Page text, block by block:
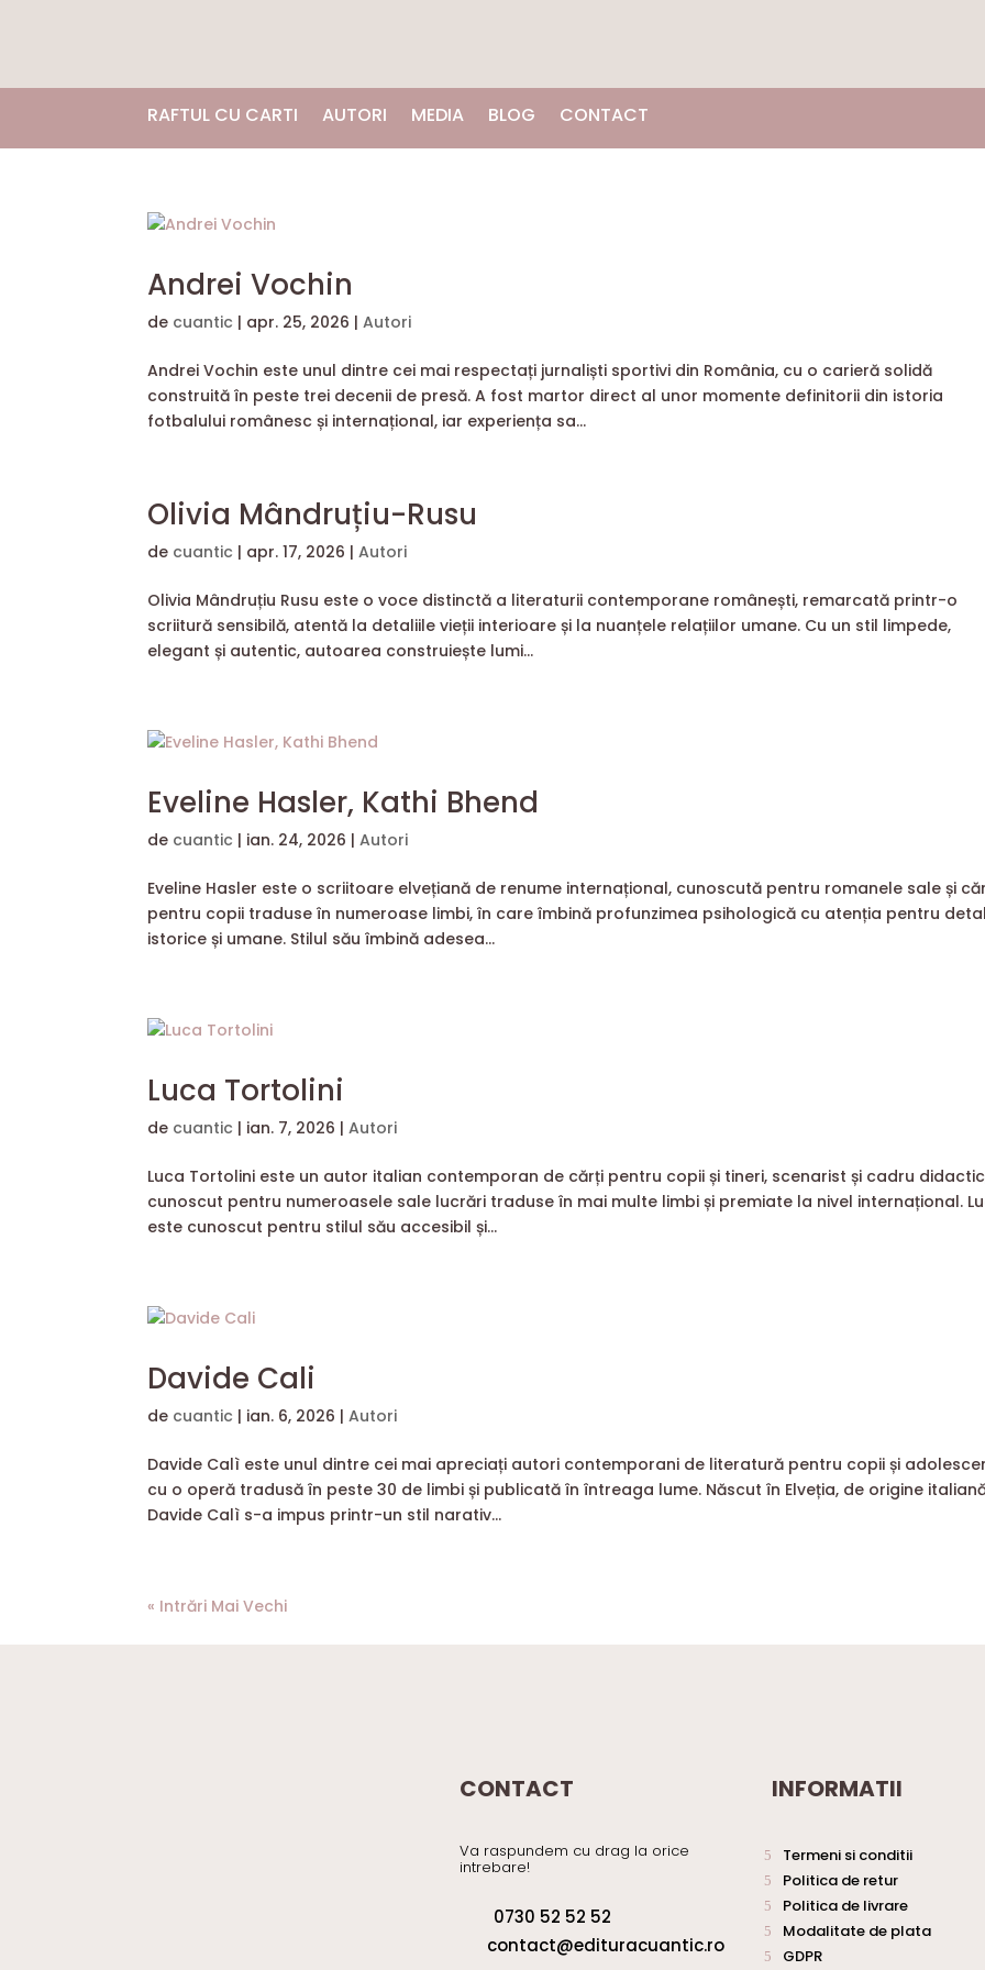
RAFTUL CU CARTI AUTORI MEDIA BLOG CONTACT
Andrei Vochin
de cuantic | apr. 25, 2026 |Autori
Andrei Vochin este unul dintre cei mai respectați jurnaliști sportivi din România, cu o carieră solidă
construită în peste trei decenii de presă. A fost martor direct al unor momente definitorii din istoria
fotbalului românesc și internațional, iar experiența sa...
Olivia Mândruțiu-Rusu
de cuantic | apr. 17, 2026 |Autori
Olivia Mândruțiu Rusu este o voce distinctă a literaturii contemporane românești, remarcată printr-o
scriitură sensibilă, atentă la detaliile vieții interioare și la nuanțele relațiilor umane. Cu un stil limpede,
elegant și autentic, autoarea construiește lumi...
Eveline Hasler, Kathi Bhend
de cuantic | ian. 24, 2026 |Autori
Eveline Hasler este o scriitoare elvețiană de renume internațional, cunoscută pentru romanele sale și
pentru copii traduse în numeroase limbi, în care îmbină profunzimea psihologică cu atenția pentru
istorice și umane. Stilul său îmbină adesea...
Luca Tortolini
de cuantic | ian. 7, 2026 |Autori
Luca Tortolini este un autor italian contemporan de cărți pentru copii și tineri, scenarist și cadru
cunoscut pentru numeroasele sale lucrări traduse în mai multe limbi și premiate la nivel internațional.
este cunoscut pentru stilul său accesibil și...
Davide Cali
de cuantic | ian. 6, 2026 |Autori
Davide Calì este unul dintre cei mai apreciați autori contemporani de literatură pentru copii și
cu o operă tradusă în peste 30 de limbi și publicată în întreaga lume. Născut în Elveția, de origine
Davide Calì s-a impus printr-un stil narativ...
« Intrări Mai Vechi
CONTACT
Va raspundem cu drag la orice
intrebare!
0730 52 52 52
contact@edituracuantic.ro
INFORMATII
Termeni si conditii
Politica de retur
Politica de livrare
Modalitate de plata
GDPR